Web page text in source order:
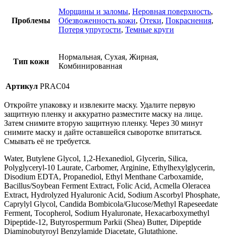
Проблемы
Морщины и заломы, Неровная поверхность,
Обезвоженность кожи, Отеки, Покраснения,
Потеря упругости, Темные круги
Тип кожи
Нормальная, Сухая, Жирная,
Комбинированная
Артикул PRAC04
Откройте упаковку и извлеките маску. Удалите первую
защитную пленку и аккуратно разместите маску на лице.
Затем снимите вторую защитную пленку. Через 30 минут
снимите маску и дайте оставшейся сыворотке впитаться.
Смывать её не требуется.
Water, Butylene Glycol, 1,2-Hexanediol, Glycerin, Silica,
Polyglyceryl-10 Laurate, Carbomer, Arginine, Ethylhexylglycerin,
Disodium EDTA, Propanediol, Ethyl Menthane Carboxamide,
Bacillus/Soybean Ferment Extract, Folic Acid, Acmella Oleracea
Extract, Hydrolyzed Hyaluronic Acid, Sodium Ascorbyl Phosphate,
Caprylyl Glycol, Candida Bombicola/Glucose/Methyl Rapeseedate
Ferment, Tocopherol, Sodium Hyaluronate, Hexacarboxymethyl
Dipeptide-12, Butyrospermum Parkii (Shea) Butter, Dipeptide
Diaminobutyroyl Benzylamide Diacetate, Glutathione.